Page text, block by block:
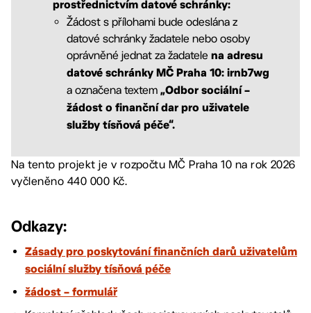
prostřednictvím datové schránky:
Žádost s přílohami bude odeslána z
datové schránky žadatele nebo osoby
oprávněné jednat za žadatele na adresu
datové schránky MČ Praha 10: irnb7wg
a označena textem „Odbor sociální –
žádost o finanční dar pro uživatele
služby tísňová péče“.
Na tento projekt je v rozpočtu MČ Praha 10 na rok 2026
vyčleněno 440 000 Kč.
Odkazy:
Zásady pro poskytování finančních darů uživatelům
sociální služby tísňová péče
žádost – formulář